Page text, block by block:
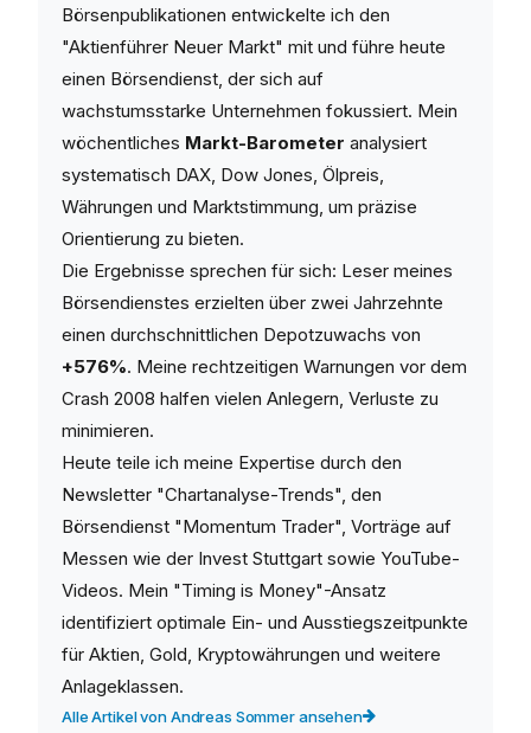
Börsenpublikationen entwickelte ich den
"Aktienführer Neuer Markt" mit und führe heute
einen Börsendienst, der sich auf
wachstumsstarke Unternehmen fokussiert. Mein
wöchentliches Markt-Barometer analysiert
systematisch DAX, Dow Jones, Ölpreis,
Währungen und Marktstimmung, um präzise
Orientierung zu bieten.
Die Ergebnisse sprechen für sich: Leser meines
Börsendienstes erzielten über zwei Jahrzehnte
einen durchschnittlichen Depotzuwachs von
+576%. Meine rechtzeitigen Warnungen vor dem
Crash 2008 halfen vielen Anlegern, Verluste zu
minimieren.
Heute teile ich meine Expertise durch den
Newsletter "Chartanalyse-Trends", den
Börsendienst "Momentum Trader", Vorträge auf
Messen wie der Invest Stuttgart sowie YouTube-
Videos. Mein "Timing is Money"-Ansatz
identifiziert optimale Ein- und Ausstiegszeitpunkte
für Aktien, Gold, Kryptowährungen und weitere
Anlageklassen.
Alle Artikel von Andreas Sommer ansehen